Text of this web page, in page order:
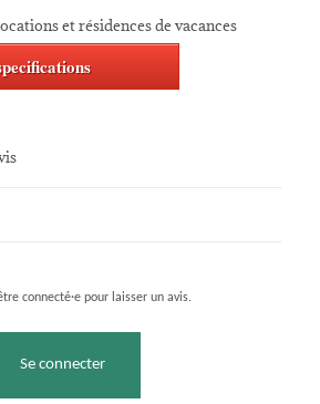
et résidences de vacances
connecté·e pour laisser un avis.
Se connecter